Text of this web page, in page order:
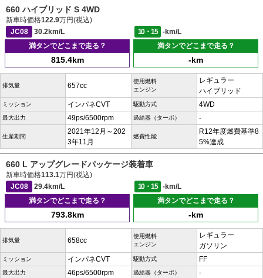
660 ハイブリッド S 4WD
新車時価格122.9万円(税込)
JC08
30.2km/L 10・15
-km/L
満タンでどこまで走る？
815.4km
満タンでどこまで走る？
-km
排気量 657cc
使用燃料
エンジン
レギュラー
ハイブリッド
ミッション インパネCVT 駆動方式 4WD
最大出力 49ps/6500rpm 過給器（ターボ） -
生産期間
2021年12月～202
3年11月
燃費性能
R12年度燃費基準8
5%達成
660 L アップグレードパッケージ装着車
新車時価格113.1万円(税込)
JC08
29.4km/L 10・15
-km/L
満タンでどこまで走る？
793.8km
満タンでどこまで走る？
-km
排気量 658cc
使用燃料
エンジン
レギュラー
ガソリン
ミッション インパネCVT 駆動方式 FF
最大出力 46ps/6500rpm 過給器（ターボ） -